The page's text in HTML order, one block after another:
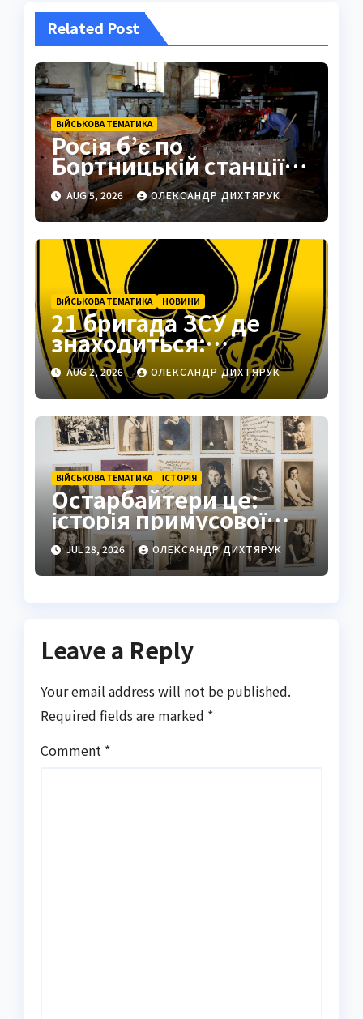
Related Post
ВІЙСЬКОВА ТЕМАТИКА
Росія б’є по
Бортницькій станції:
експерт попередив
про катастрофу
AUG 5, 2026 ОЛЕКСАНДР ДИХТЯРУК
ВІЙСЬКОВА ТЕМАТИКА НОВИНИ
21 бригада ЗСУ де
знаходиться:
Подільськ як
стратегічний центр
AUG 2, 2026 ОЛЕКСАНДР ДИХТЯРУК
ВІЙСЬКОВА ТЕМАТИКА ІСТОРІЯ
Остарбайтери це:
історія примусової
праці українців
JUL 28, 2026 ОЛЕКСАНДР ДИХТЯРУК
Leave a Reply
Your email address will not be published.
Required fields are marked *
Comment *